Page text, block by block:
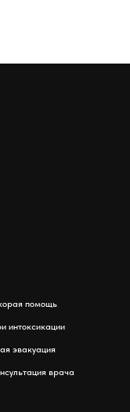
помощь
интоксикации
эвакуация
врача